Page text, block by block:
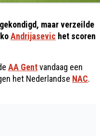
maar verzeilde
Andrijasevic het scoren
AA Gentvandaag een
het Nederlandse NAC.